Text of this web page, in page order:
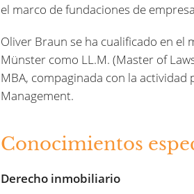
el marco de fundaciones de
Oliver Braun se ha cualificado en el
Münster como LL.M. (Master of
MBA, compaginada con la actividad
Management.
Conocimientos
Derecho inmobiliario